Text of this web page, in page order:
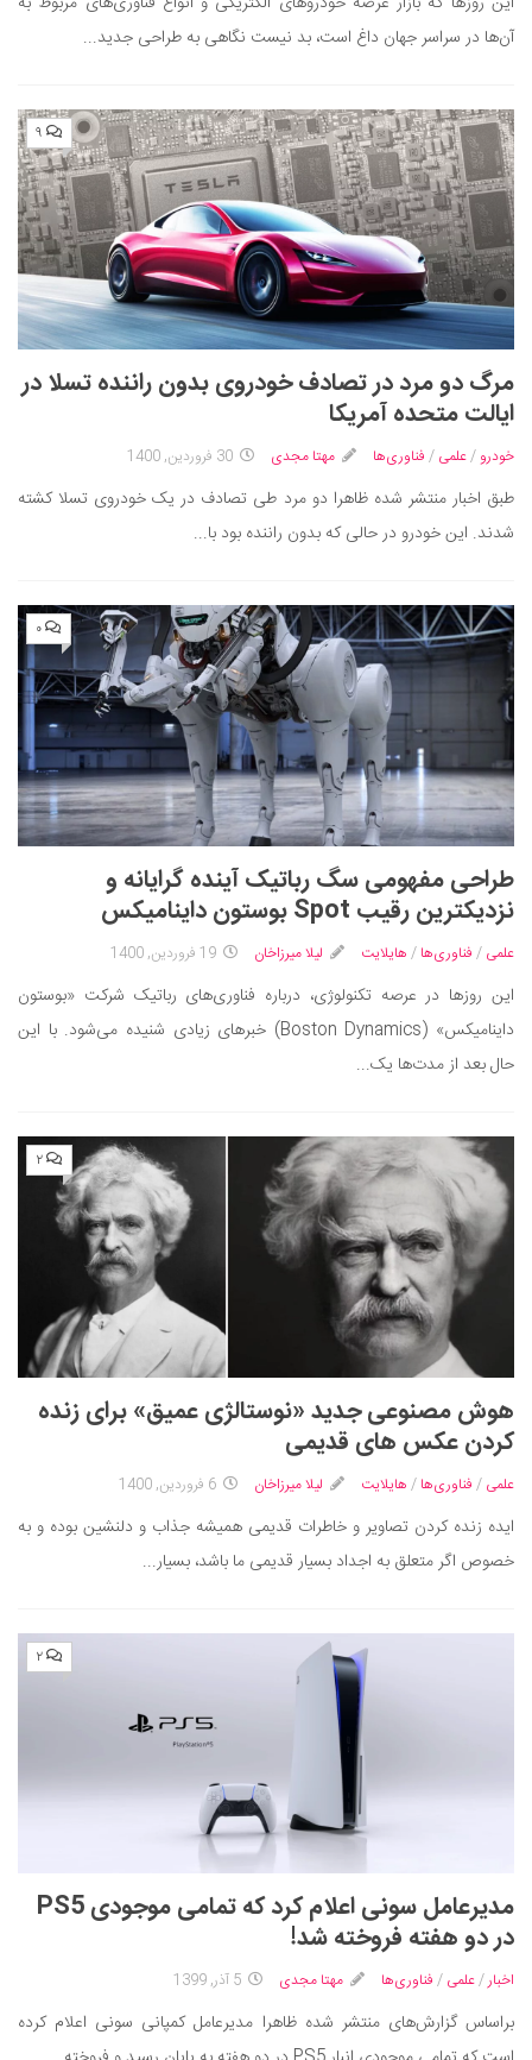
طنز
مسابقه
اخبار
آن‌ها در سراسر جهان داغ است، بد نیست نگاهی به طراحی جدید...
۹
مرگ دو مرد در تصادف خودروی بدون راننده تسلا در
ایالت متحده آمریکا
خودرو /علمی / فناوری‌ها مهتا مجدی 30 فروردین, 1400
طبق اخبار منتشر شده ظاهرا دو مرد طی تصادف در یک خودروی تسلا کشته
شدند. این خودرو در حالی که بدون راننده بود با...
۰
طراحی مفهومی سگ رباتیک آینده گرایانه و
نزدیکترین رقیب Spot بوستون داینامیکس
علمی / فناوری‌ها / هایلایت لیلا میرزاخان 19 فروردین, 1400
این روزها در عرصه تکنولوژی، درباره فناوری‌های رباتیک شرکت «بوستون
داینامیکس» (Boston Dynamics) خبرهای زیادی شنیده می‌شود. با این
حال بعد از مدت‌ها یک...
۲
هوش مصنوعی جدید «نوستالژی عمیق» برای زنده
کردن عکس های قدیمی
علمی / فناوری‌ها / هایلایت لیلا میرزاخان 6 فروردین, 1400
ایده زنده کردن تصاویر و خاطرات قدیمی همیشه جذاب و دلنشین بوده و به
خصوص اگر متعلق به اجداد بسیار قدیمی ما باشد، بسیار...
۲
مدیرعامل سونی اعلام کرد که تمامی موجودی PS5
در دو هفته فروخته شد!
اخبار/علمی / فناوری‌ها مهتا مجدی 5 آذر, 1399
براساس گزارش‌های منتشر شده ظاهرا مدیرعامل کمپانی سونی اعلام کرده